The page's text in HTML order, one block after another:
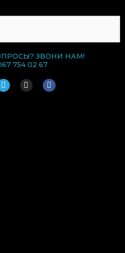
ЗВОНИ НАМ!
754 02 67
T
e
l
I
n
s
F
a
c